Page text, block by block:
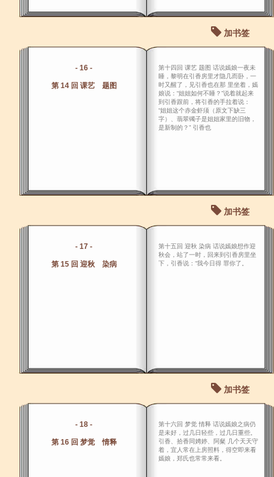
加书签
- 16 -
第 14 回 课艺 题图
第十四回 课艺 题图 话说嫣娘一夜未
睡，黎明在引香房里才隐几而卧，一
时又醒了，见引香也在那 里坐着，嫣
娘说：“姐姐如何不睡？”说着就起来
到引香跟前，将引香的手拉着说：
“姐姐这个赤金虾须（原文下缺三
字）、翡翠镯子是姐姐家里的旧物，
是新制的？” 引香也
加书签
- 17 -
第 15 回 迎秋 染病
第十五回 迎秋 染病 话说嫣娘想作迎
秋会，站了一时，回来到引香房里坐
下，引香说：“我今日得 罪你了。
加书签
- 18 -
第 16 回 梦觉 情释
第十六回 梦觉 情释 话说嫣娘之病仍
是未好，过几日轻些，过几日重些。
引香、拾香同娉婷、阿粲 几个天天守
着，宜人常在上房照料，得空即来看
嫣娘，郑氏也常常来看。